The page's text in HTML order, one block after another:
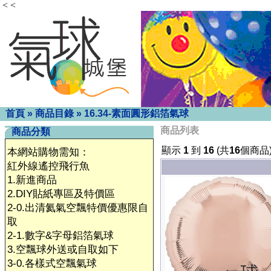
< <
首頁 » 商品目錄 » 16.34-素面圓形鋁箔氣球
商品分類
本網站購物需知：
紅外線遙控飛行魚
1.新進商品
2.DIY貼紙專區及特價區
2-0.出清氦氣空飄特價優惠限自
取
2-1.數字&字母鋁箔氣球
3.空飄球外送或自取如下
3-0.各樣式空飄氣球
商品列表
顯示 1 到 16 (共16個商品